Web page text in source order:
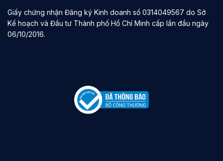
Giấy chứng nhận Đăng ký Kinh doanh số 0314049567 do Sở
Kế hoạch và Đầu tư Thành phố Hồ Chí Minh cấp lần đầu ngày
06/10/2016.